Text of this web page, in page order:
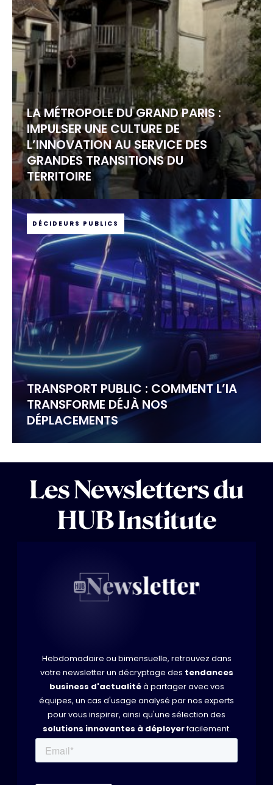
LA MÉTROPOLE DU GRAND PARIS :
IMPULSER UNE CULTURE DE
L’INNOVATION AU SERVICE DES
GRANDES TRANSITIONS DU
TERRITOIRE
DÉCIDEURS PUBLICS
TRANSPORT PUBLIC : COMMENT L’IA
TRANSFORME DÉJÀ NOS
DÉPLACEMENTS
Les Newsletters du
HUB Institute
Hebdomadaire ou bimensuelle, retrouvez dans
votre newsletter un décryptage des tendances
business d'actualitéà partager avec vos
équipes, un cas d'usage analysé par nos experts
pour vous inspirer, ainsi qu'une sélection des
solutions innovantes à déployerfacilement.